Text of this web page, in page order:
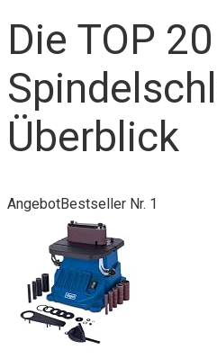
Die TOP 20
Überblick
AngebotBestseller Nr. 1